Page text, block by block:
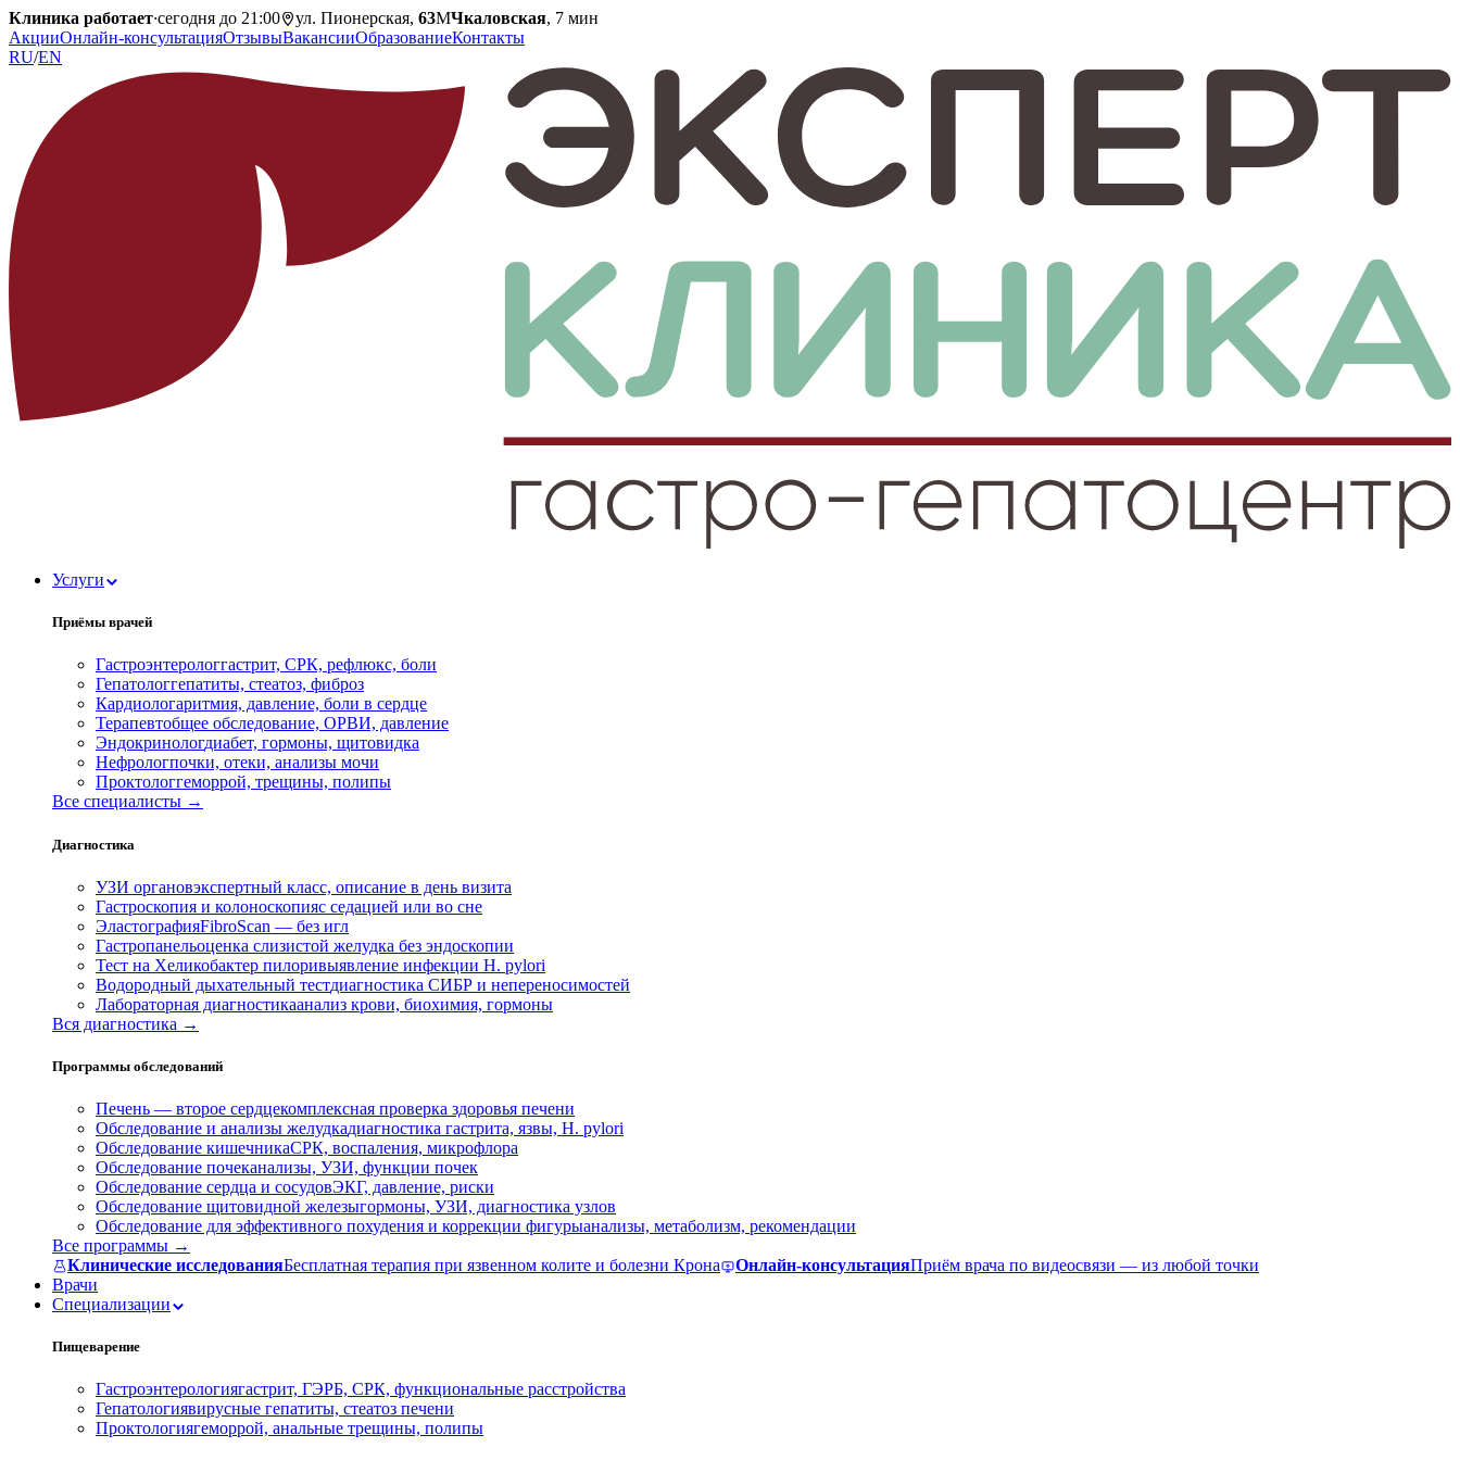
Клиника работает·сегодня до 21:00 ул. Пионерская, 63МЧкаловская, 7 мин
АкцииОнлайн-консультацияОтзывыВакансииОбразованиеКонтакты
RU/EN
Услуги
Приёмы врачей
Гастроэнтерологгастрит, СРК, рефлюкс, боли
Гепатологгепатиты, стеатоз, фиброз
Кардиологаритмия, давление, боли в сердце
Терапевтобщее обследование, ОРВИ, давление
Эндокринологдиабет, гормоны, щитовидка
Нефрологпочки, отеки, анализы мочи
Проктологгеморрой, трещины, полипы
Все специалисты →
Диагностика
УЗИ органовэкспертный класс, описание в день визита
Гастроскопия и колоноскопияс седацией или во сне
ЭластографияFibroScan — без игл
Гастропанельоценка слизистой желудка без эндоскопии
Тест на Хеликобактер пилоривыявление инфекции H. pylori
Водородный дыхательный тестдиагностика СИБР и непереносимостей
Лабораторная диагностикаанализ крови, биохимия, гормоны
Вся диагностика →
Программы обследований
Печень — второе сердцекомплексная проверка здоровья печени
Обследование и анализы желудкадиагностика гастрита, язвы, H. pylori
Обследование кишечникаСРК, воспаления, микрофлора
Обследование почеканализы, УЗИ, функции почек
Обследование сердца и сосудовЭКГ, давление, риски
Обследование щитовидной железыгормоны, УЗИ, диагностика узлов
Обследование для эффективного похудения и коррекции фигурыанализы, метаболизм, рекомендации
Все программы →
Клинические исследованияБесплатная терапия при язвенном колите и болезни Крона Онлайн-консультацияПриём врача по видеосвязи — из любой точки
Врачи
Специализации
Пищеварение
Гастроэнтерологиягастрит, ГЭРБ, СРК, функциональные расстройства
Гепатологиявирусные гепатиты, стеатоз печени
Проктологиягеморрой, анальные трещины, полипы